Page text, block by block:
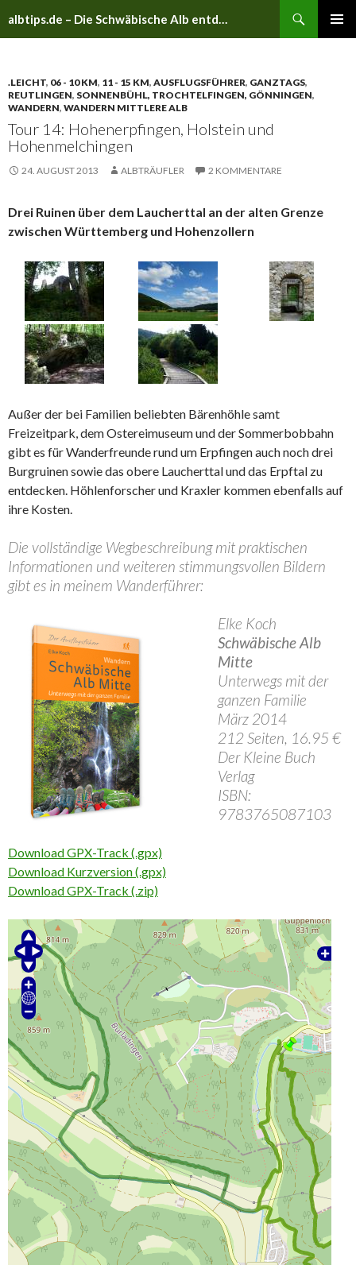
albtips.de – Die Schwäbische Alb entdecken
.LEICHT, 06 - 10 KM, 11 - 15 KM, AUSFLUGSFÜHRER, GANZTAGS,
REUTLINGEN, SONNENBÜHL, TROCHTELFINGEN, GÖNNINGEN,
WANDERN, WANDERN MITTLERE ALB
Tour 14: Hohenerpfingen, Holstein und
Hohenmelchingen
24. AUGUST 2013 ALBTRÄUFLER 2 KOMMENTARE
Drei Ruinen über dem Laucherttal an der alten Grenze
zwischen Württemberg und Hohenzollern
Außer der bei Familien beliebten Bärenhöhle samt
Freizeitpark, dem Ostereimuseum und der Sommerbobbahn
gibt es für Wanderfreunde rund um Erpfingen auch noch drei
Burgruinen sowie das obere Laucherttal und das Erpftal zu
entdecken. Höhlenforscher und Kraxler kommen ebenfalls auf
ihre Kosten.
Die vollständige Wegbeschreibung mit praktischen
Informationen und weiteren stimmungsvollen Bildern
gibt es in meinem Wanderführer:
Elke Koch
Schwäbische Alb
Mitte
Unterwegs mit der
ganzen Familie
März 2014
212 Seiten, 16.95 €
Der Kleine Buch
Verlag
ISBN:
9783765087103
Download GPX-Track (.gpx)
Download Kurzversion (.gpx)
Download GPX-Track (.zip)